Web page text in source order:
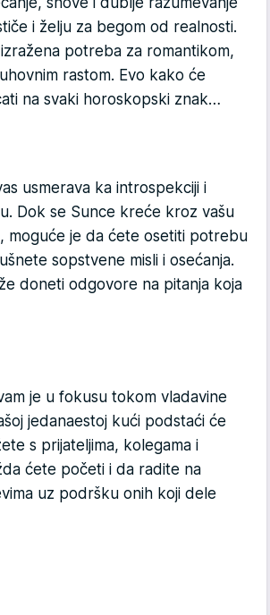
i želju za begom od realnosti.
potreba za romantikom,
rastom. Evo kako će
na svaki horoskopski znak…
usmerava ka introspekciji i
Dok se Sunce kreće kroz vašu
moguće je da ćete osetiti potrebu
sopstvene misli i osećanja.
doneti odgovore na pitanja koja
je u fokusu tokom vladavine
jedanaestoj kući podstaći će
s prijateljima, kolegama i
ćete početi i da radite na
uz podršku onih koji dele